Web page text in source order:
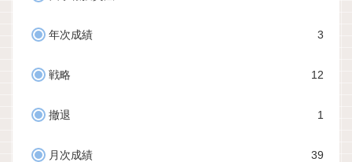
年次成績 3
戦略 12
撤退 1
月次成績 39